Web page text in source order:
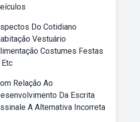
Do Cotidiano
Vestuário
Costumes Festas
Etc
Relação Ao
Da Escrita
A Alternativa Incorreta